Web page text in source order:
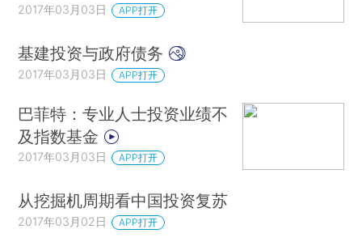
2017年03月03日 APP打开
基建投资与政府债务
2017年03月03日 APP打开
巴菲特：专业人士投资业绩不
及指数基金
2017年03月03日 APP打开
从挖掘机周期看中国投资复苏
2017年03月02日 APP打开